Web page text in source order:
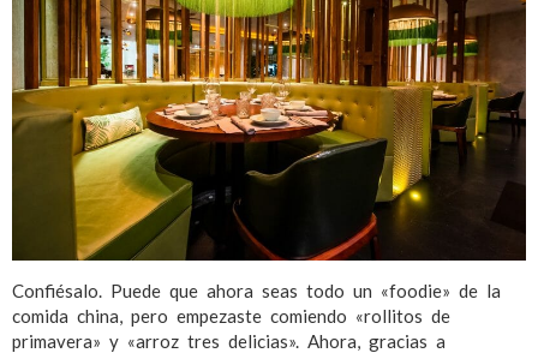
Confiésalo. Puede que ahora seas todo un «foodie» de la
comida china, pero empezaste comiendo «rollitos de
primavera» y «arroz tres delicias». Ahora, gracias a